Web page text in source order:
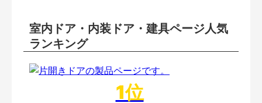
室内ドア・内装ドア・建具ページ人気
ランキング